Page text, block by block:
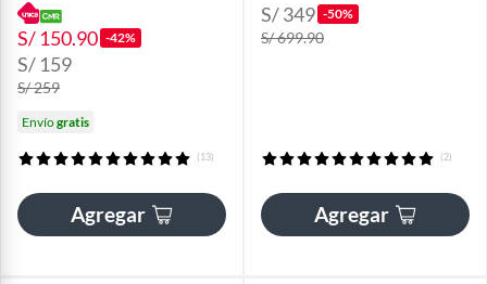
S/ 150.90 -42%
S/ 159
S/ 259
Envíogratis
(13)
Agregar
S/ 349 -50%
S/ 699.90
(2)
Agregar